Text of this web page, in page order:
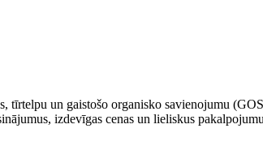
un gaistošo organisko savienojumu
izdevīgas cenas un lieliskus